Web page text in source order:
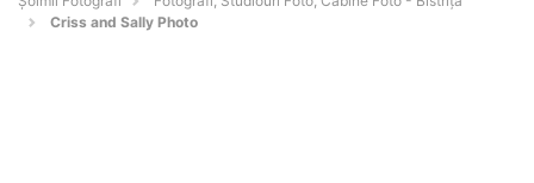
Criss and Sally Photo